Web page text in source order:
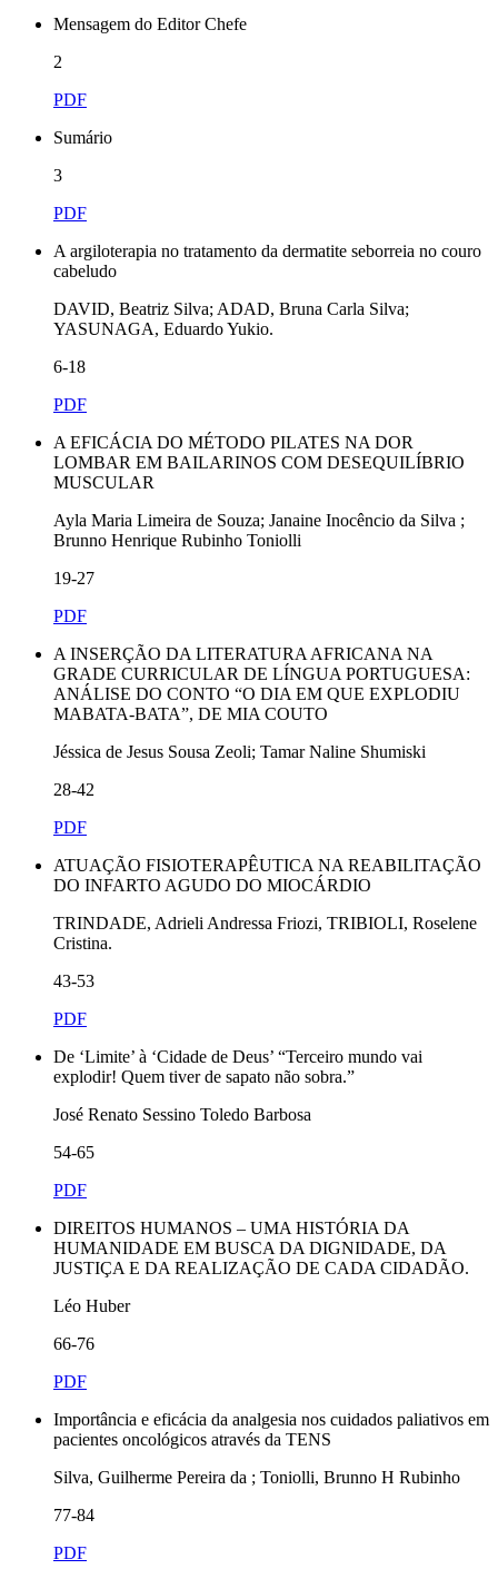
Mensagem do Editor Chefe
2
PDF
Sumário
3
PDF
A argiloterapia no tratamento da dermatite seborreia no couro
cabeludo
DAVID, Beatriz Silva; ADAD, Bruna Carla Silva;
YASUNAGA, Eduardo Yukio.
6-18
PDF
A EFICÁCIA DO MÉTODO PILATES NA DOR
LOMBAR EM BAILARINOS COM DESEQUILÍBRIO
MUSCULAR
Ayla Maria Limeira de Souza; Janaine Inocêncio da Silva ;
Brunno Henrique Rubinho Toniolli
19-27
PDF
A INSERÇÃO DA LITERATURA AFRICANA NA
GRADE CURRICULAR DE LÍNGUA PORTUGUESA:
ANÁLISE DO CONTO “O DIA EM QUE EXPLODIU
MABATA-BATA”, DE MIA COUTO
Jéssica de Jesus Sousa Zeoli; Tamar Naline Shumiski
28-42
PDF
ATUAÇÃO FISIOTERAPÊUTICA NA REABILITAÇÃO
DO INFARTO AGUDO DO MIOCÁRDIO
TRINDADE, Adrieli Andressa Friozi, TRIBIOLI, Roselene
Cristina.
43-53
PDF
De ‘Limite’ à ‘Cidade de Deus’ “Terceiro mundo vai
explodir! Quem tiver de sapato não sobra.”
José Renato Sessino Toledo Barbosa
54-65
PDF
DIREITOS HUMANOS – UMA HISTÓRIA DA
HUMANIDADE EM BUSCA DA DIGNIDADE, DA
JUSTIÇA E DA REALIZAÇÃO DE CADA CIDADÃO.
Léo Huber
66-76
PDF
Importância e eficácia da analgesia nos cuidados paliativos em
pacientes oncológicos através da TENS
Silva, Guilherme Pereira da ; Toniolli, Brunno H Rubinho
77-84
PDF